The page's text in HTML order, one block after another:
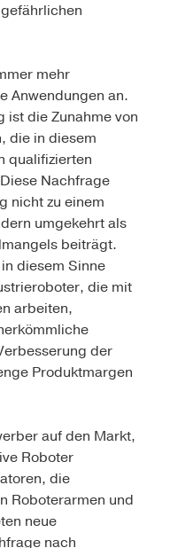
mehr
Anwendungen an.
ist die Zunahme von
die in diesem
qualifizierten
Nachfrage
nicht zu einem
umgekehrt als
beiträgt.
diesem Sinne
die mit
arbeiten,
der
Produktmargen
auf den Markt,
Roboter
die
Roboterarmen und
neue
nach